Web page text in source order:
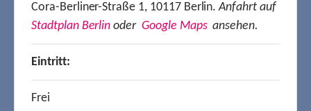
Cora-Berliner-Straße 1, 10117 Berlin.Anfahrt auf
Stadtplan Berlin oder Google Mapsansehen.
Eintritt:
Frei